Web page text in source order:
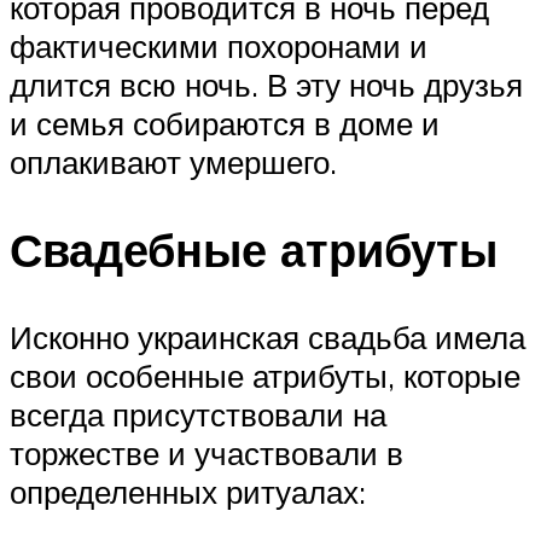
фактическими похоронами и
длится всю ночь. В эту ночь друзья
и семья собираются в доме и
оплакивают умершего.
Свадебные атрибуты
Исконно украинская свадьба имела
свои особенные атрибуты, которые
всегда присутствовали на
торжестве и участвовали в
определенных ритуалах: